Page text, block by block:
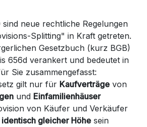
sind neue rechtliche Regelungen
Splitting" in Kraft getreten.
Gesetzbuch (kurz BGB)
656d verankert und bedeutet in
Sie zusammengefasst:
gilt nur für Kaufverträgevon
und Einfamilienhäuser
von Käufer und Verkäufer
identisch gleicher Höhe sein